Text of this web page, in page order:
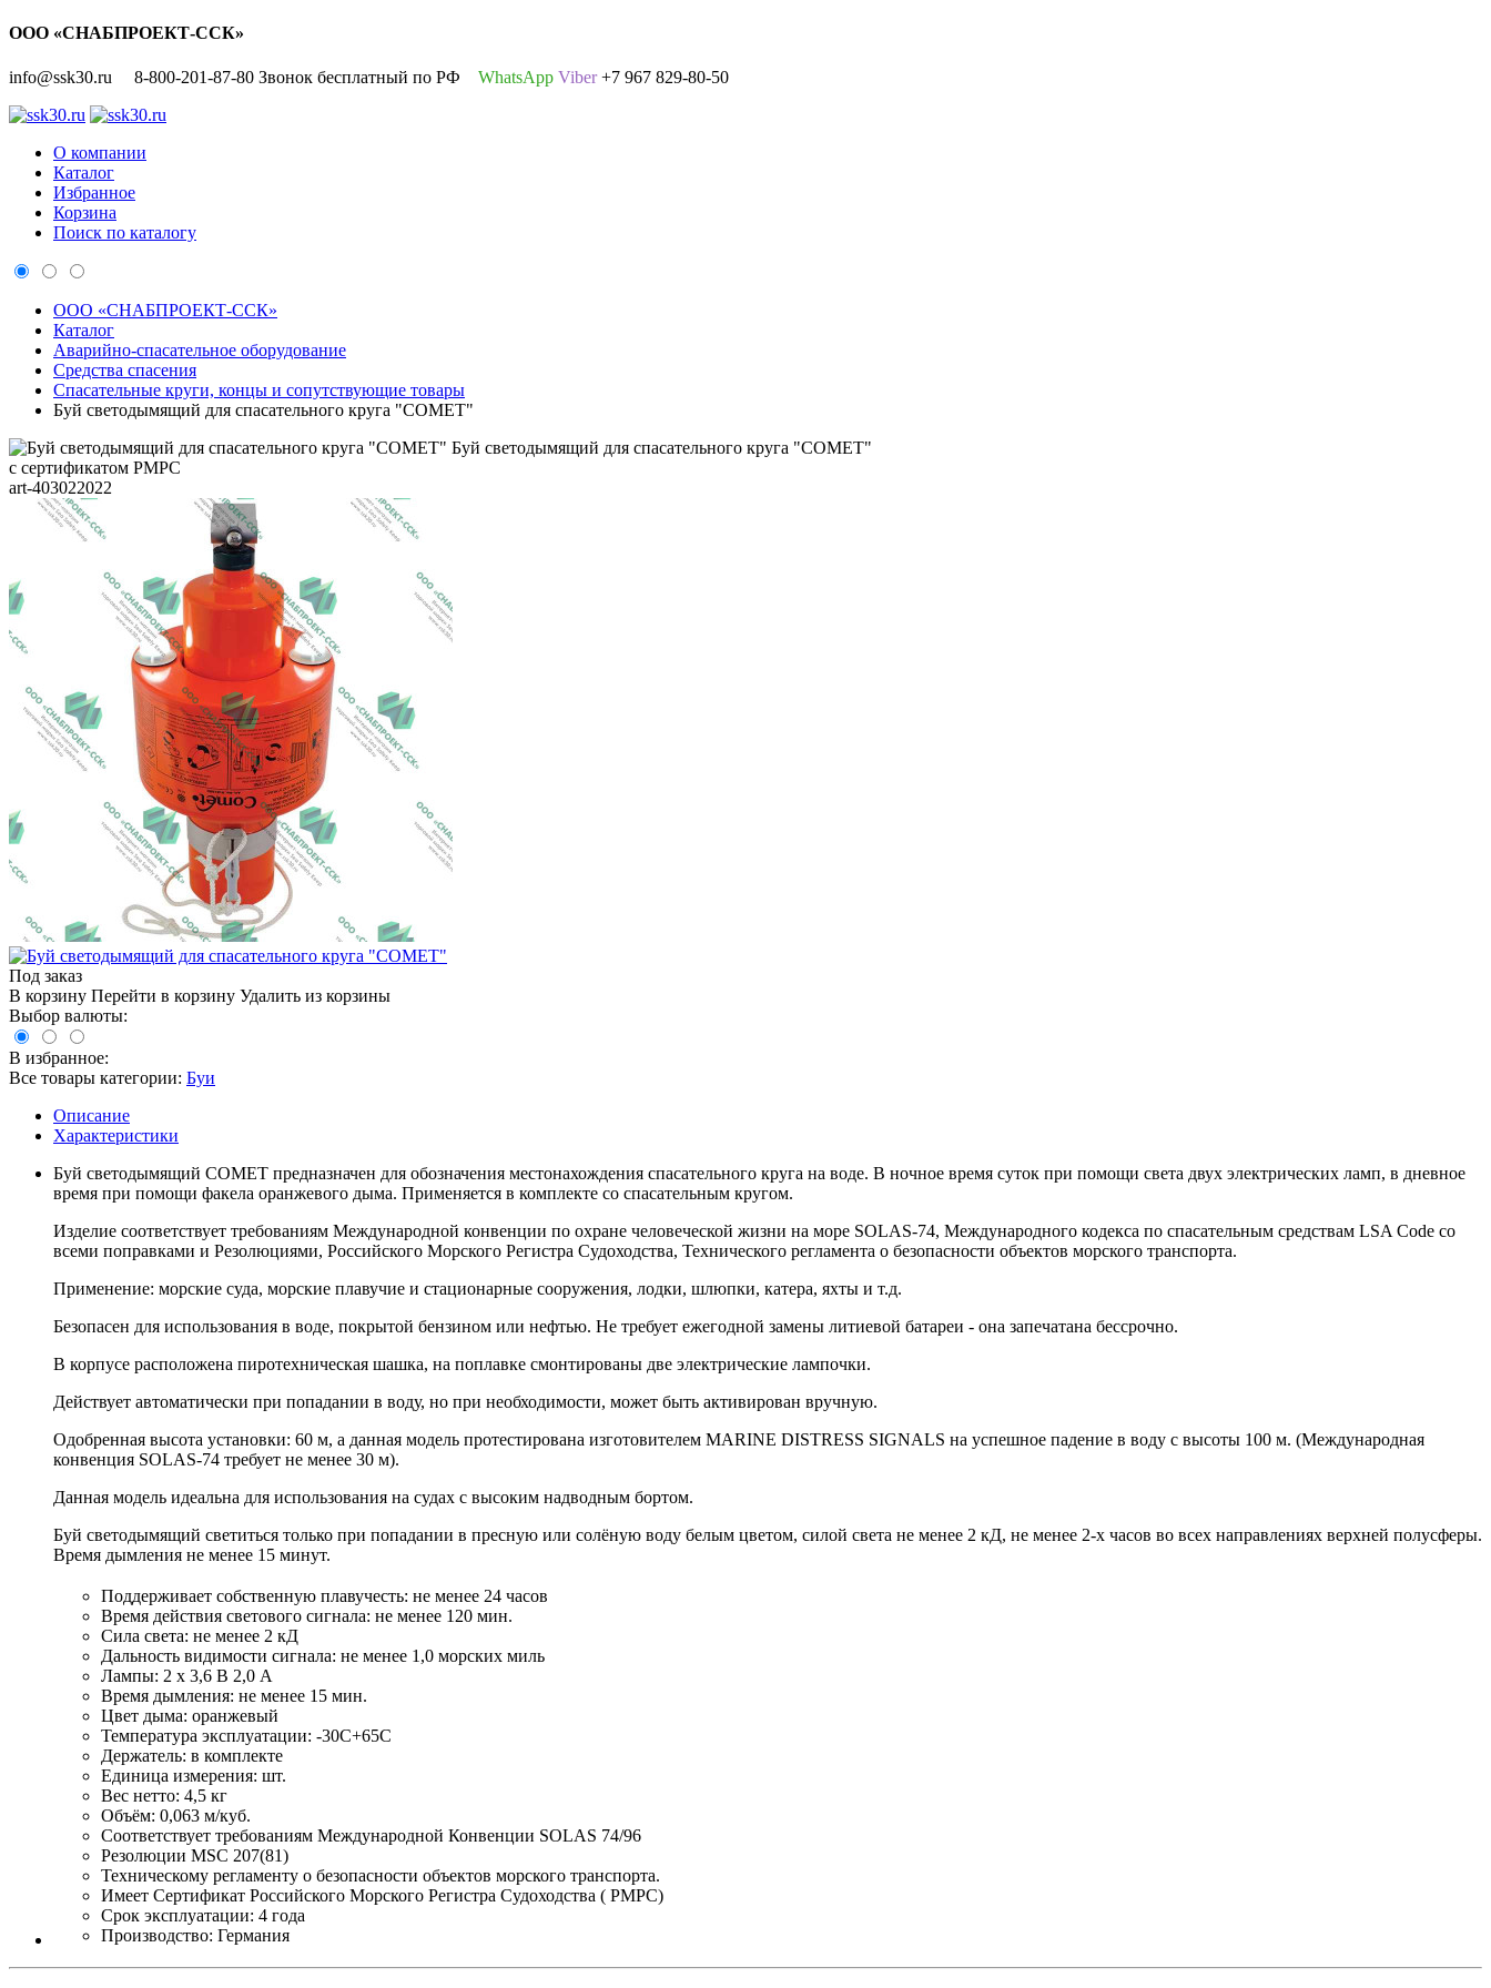
ООО «СНАБПРОЕКТ-ССК»
info@ssk30.ru 8-800-201-87-80 Звонок бесплатный по РФ WhatsApp Viber+7 967 829-80-50
О компании
Каталог
Избранное
Корзина
Поиск по каталогу
ООО «СНАБПРОЕКТ-ССК»
Каталог
Аварийно-спасательное оборудование
Средства спасения
Спасательные круги, концы и сопутствующие товары
Буй светодымящий для спасательного круга "COMET"
Буй светодымящий для спасательного круга "COMET"
с сертификатом РМРС
art-403022022
Под заказ
В корзину Перейти в корзину Удалить из корзины
Выбор валюты:
В избранное:
Все товары категории: Буи
Описание
Характеристики
Буй светодымящий COMET предназначен для обозначения местонахождения спасательного круга на воде. В ночное время суток при помощи света двух электрических ламп, в дневное
время при помощи факела оранжевого дыма. Применяется в комплекте со спасательным кругом.
Изделие соответствует требованиям Международной конвенции по охране человеческой жизни на море SOLAS-74, Международного кодекса по спасательным средствам LSA Code со
всеми поправками и Резолюциями, Российского Морского Регистра Судоходства, Технического регламента о безопасности объектов морского транспорта.
Применение: морские суда, морские плавучие и стационарные сооружения, лодки, шлюпки, катера, яхты и т.д.
Безопасен для использования в воде, покрытой бензином или нефтью. Не требует ежегодной замены литиевой батареи - она запечатана бессрочно.
В корпусе расположена пиротехническая шашка, на поплавке смонтированы две электрические лампочки.
Действует автоматически при попадании в воду, но при необходимости, может быть активирован вручную.
Одобренная высота установки: 60 м, а данная модель протестирована изготовителем MARINE DISTRESS SIGNALS на успешное падение в воду с высоты 100 м. (Международная
конвенция SOLAS-74 требует не менее 30 м).
Данная модель идеальна для использования на судах с высоким надводным бортом.
Буй светодымящий светиться только при попадании в пресную или солёную воду белым цветом, силой света не менее 2 кД, не менее 2-х часов во всех направлениях верхней полусферы.
Время дымления не менее 15 минут.
Поддерживает собственную плавучесть: не менее 24 часов
Время действия светового сигнала: не менее 120 мин.
Сила света: не менее 2 кД
Дальность видимости сигнала: не менее 1,0 морских миль
Лампы: 2 x 3,6 В 2,0 A
Время дымления: не менее 15 мин.
Цвет дыма: оранжевый
Температура эксплуатации: -30С+65С
Держатель: в комплекте
Единица измерения: шт.
Вес нетто: 4,5 кг
Объём: 0,063 м/куб.
Соответствует требованиям Международной Конвенции SOLAS 74/96
Резолюции MSC 207(81)
Техническому регламенту о безопасности объектов морского транспорта.
Имеет Сертификат Российского Морского Регистра Судоходства ( РМРС)
Срок эксплуатации: 4 года
Производство: Германия